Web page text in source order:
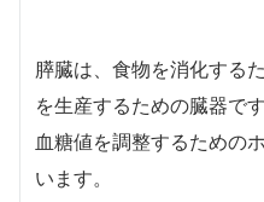
膵臓は、食物を消化する
を生産するための臓器で
血糖値を調整するための
います。